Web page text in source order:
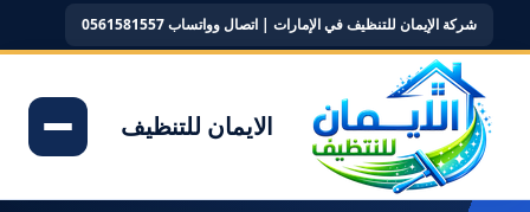
شركة الإيمان للتنظيف في الإمارات | اتصال وواتساب 0561581557
الايمان للتنظيف